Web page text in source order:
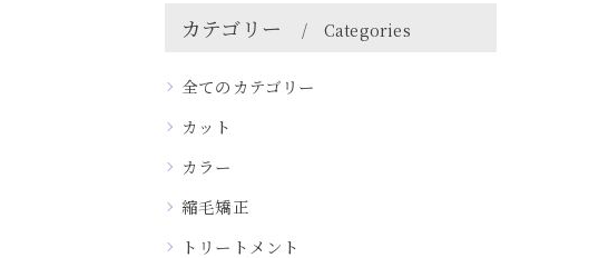
カテゴリー Categories
全てのカテゴリー
カット
カラー
縮毛矯正
トリートメント